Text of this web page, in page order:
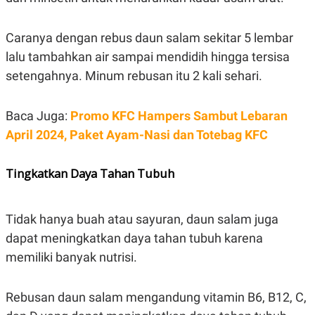
C
E
Y
L
S
.
I
D
A
N
G
G
N
A
E
T
A
K
I
N
E
E
T
E
N
E
P
A
E
Caranya dengan rebus daun salam sekitar 5 lembar
lalu tambahkan air sampai mendidih hingga tersisa
setengahnya. Minum rebusan itu 2 kali sehari.
Baca Juga: Promo KFC Hampers Sambut Lebaran
April 2024, Paket Ayam-Nasi dan Totebag KFC
Tingkatkan Daya Tahan Tubuh
Tidak hanya buah atau sayuran, daun salam juga
dapat meningkatkan daya tahan tubuh karena
memiliki banyak nutrisi.
Rebusan daun salam mengandung vitamin B6, B12, C,